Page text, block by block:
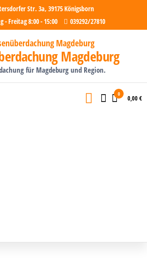
Str. 3a, 39175 Königsborn
- Freitag 8:00 - 15:00
039292/27810
Magdeburg
für Magdeburg und Region.
0
0,00 €